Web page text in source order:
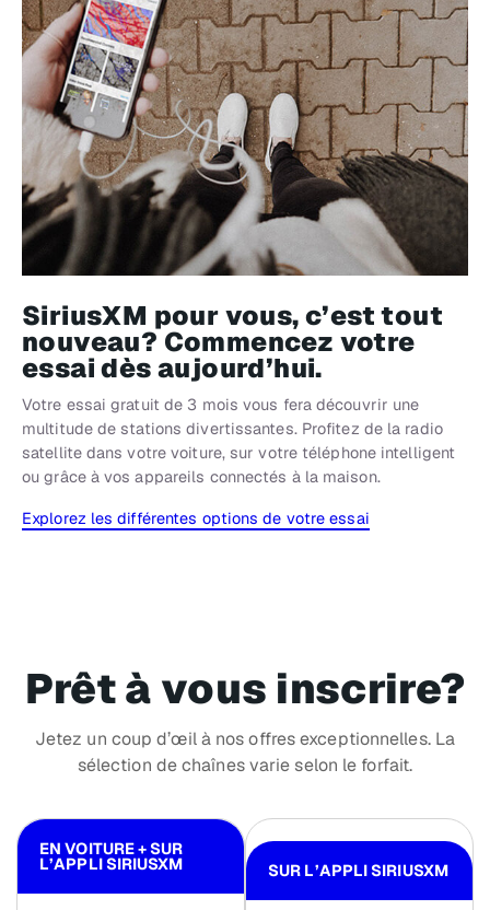
SiriusXM pour vous, c’est tout
nouveau? Commencez votre
essai dès aujourd’hui.
Votre essai gratuit de 3 mois vous fera découvrir une
multitude de stations divertissantes. Profitez de la radio
satellite dans votre voiture, sur votre téléphone intelligent
ou grâce à vos appareils connectés à la maison.
Explorez les différentes options de votre essai
Prêt à vous inscrire?
Jetez un coup d’œil à nos offres exceptionnelles. La
sélection de chaînes varie selon le forfait.
EN VOITURE + SUR
L’APPLI SIRIUSXM SUR L’APPLI SIRIUSXM